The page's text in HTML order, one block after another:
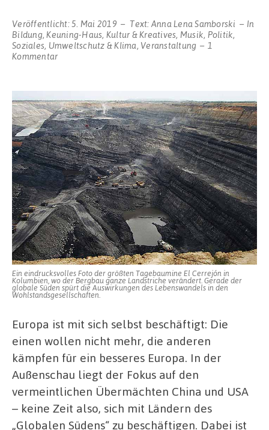
Veröffentlicht:5. Mai 2019 Text: Anna Lena Samborski
In
Bildung,Keuning-Haus, Kultur & Kreatives, Musik, Politik,
Soziales, Umweltschutz & Klima, Veranstaltung
1
Kommentarzu
Gualinga
–
Prominente
Aktivistin
aus
Ecuador
bald
in
Dortmund
Ein eindrucksvolles Foto der größten Tagebaumine El Cerrejón in
Kolumbien, wo der Bergbau ganze Landstriche verändert. Gerade der
globale Süden spürt die Auswirkungen des Lebenswandels in den
Wohlstandsgesellschaften.
Europa ist mit sich selbst beschäftigt: Die
einen wollen nicht mehr, die anderen
kämpfen für ein besseres Europa. In der
Außenschau liegt der Fokus auf den
vermeintlichen Übermächten China und USA
– keine Zeit also, sich mit Ländern des
„Globalen Südens“ zu beschäftigen. Dabei ist